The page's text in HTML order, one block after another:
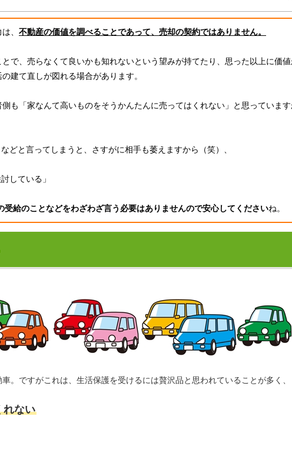
、 不動産の価値を調べることであって、売却の契約ではありません。
で、売らなくて良いかも知れないという望みが持てたり、思った以上に価
建て直しが図れる場合があります。
側も「家なんて高いものをそうかんたんに売ってはくれない」と思っていま
どと言ってしまうと、さすがに相手も萎えますから（笑）、
している」
受給のことなどをわざわざ言う必要はありませんので安心してくださいね。
。ですがこれは、生活保護を受けるには贅沢品と思われていることが多く、
れない